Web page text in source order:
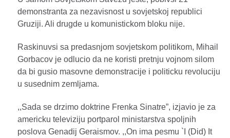
demonstranta za nezavisnost u sovjetskoj republici
Gruziji. Ali drugde u komunistickom bloku nije.
Raskinuvsi sa predasnjom sovjetskom politikom, Mihail
Gorbacov je odlucio da ne koristi pretnju vojnom silom
da bi gusio masovne demonstracije i politicku revoluciju
u susednim zemljama.
,,Sada se drzimo doktrine Frenka Sinatre”, izjavio je za
americku televiziju portparol ministarstva spoljnih
poslova Genadij Geraismov. ,,On ima pesmu `I (Did) It